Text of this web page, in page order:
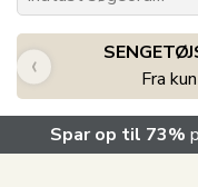
Fra
‹
Spar op til 73%